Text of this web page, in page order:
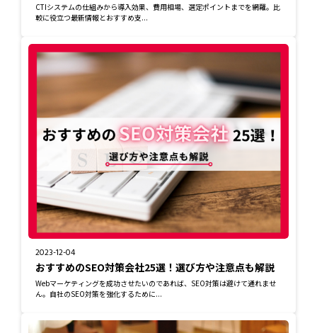
CTIシステムの仕組みから導入効果、費用相場、選定ポイントまでを網羅。比
較に役立つ最新情報とおすすめ支...
2023-12-04
おすすめのSEO対策会社25選！選び方や注意点も解説
Webマーケティングを成功させたいのであれば、SEO対策は避けて通れませ
ん。自社のSEO対策を強化するために...